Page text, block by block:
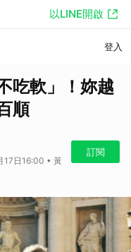
以LINE開啟
登入
吃軟」！妳越
順
17日16:00 • 黃
訂閱